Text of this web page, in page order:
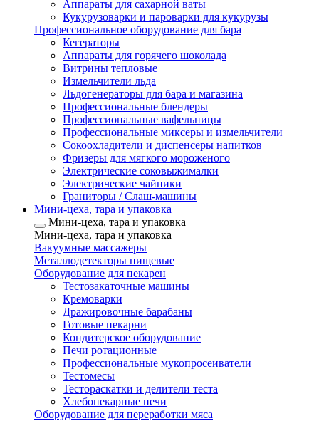
Аппараты для сахарной ваты
Кукурузоварки и пароварки для кукурузы
Профессиональное оборудование для бара
Кегераторы
Аппараты для горячего шоколада
Витрины тепловые
Измельчители льда
Льдогенераторы для бара и магазина
Профессиональные блендеры
Профессиональные вафельницы
Профессиональные миксеры и измельчители
Сокоохладители и диспенсеры напитков
Фризеры для мягкого мороженого
Электрические соковыжималки
Электрические чайники
Граниторы / Слаш-машины
Мини-цеха, тара и упаковка
Мини-цеха, тара и упаковка
Мини-цеха, тара и упаковка
Вакуумные массажеры
Металлодетекторы пищевые
Оборудование для пекарен
Тестозакаточные машины
Кремоварки
Дражировочные барабаны
Готовые пекарни
Кондитерское оборудование
Печи ротационные
Профессиональные мукопросеиватели
Тестомесы
Тестораскатки и делители теста
Хлебопекарные печи
Оборудование для переработки мяса